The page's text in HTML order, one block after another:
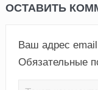
ОСТАВИТЬ
Ваш адрес
Обязательные